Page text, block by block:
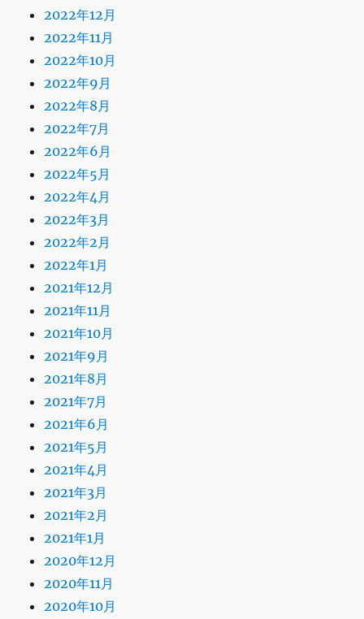
2022年12月
2022年11月
2022年10月
2022年9月
2022年8月
2022年7月
2022年6月
2022年5月
2022年4月
2022年3月
2022年2月
2022年1月
2021年12月
2021年11月
2021年10月
2021年9月
2021年8月
2021年7月
2021年6月
2021年5月
2021年4月
2021年3月
2021年2月
2021年1月
2020年12月
2020年11月
2020年10月